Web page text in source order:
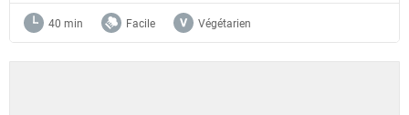
40 min Facile Végétarien